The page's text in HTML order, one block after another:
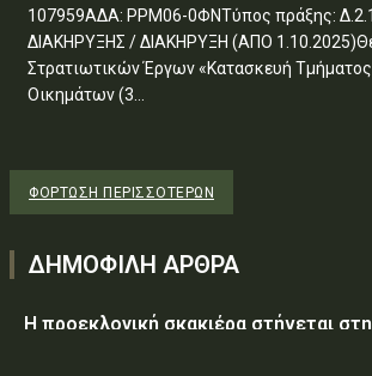
107959ΑΔΑ: ΡΡΜ06-0ΦΝΤύπος πράξης:
ΔΙΑΚΗΡΥΞΗΣ / ΔΙΑΚΗΡΥΞΗ (ΑΠΟ
Στρατιωτικών Έργων «Κατασκευή
Οικημάτων (3...
ΦΌΡΤΩΣΗ ΠΕΡΙΣΣΟΤΈΡΩΝ
ΔΗΜΟΦΙΛΗ ΑΡΘΡΑ
Η προεκλογική σκακιέρα στήνεται